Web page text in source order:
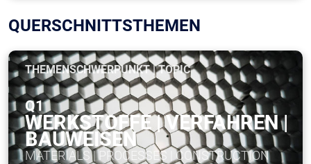
QUERSCHNITTSTHEMEN
THEMENSCHWERPUNKT | TOPIC
Q1
WERKSTOFFE | VERFAHREN |
BAUWEISEN
MATERIALS | PROCESSES | CONSTRUCTION